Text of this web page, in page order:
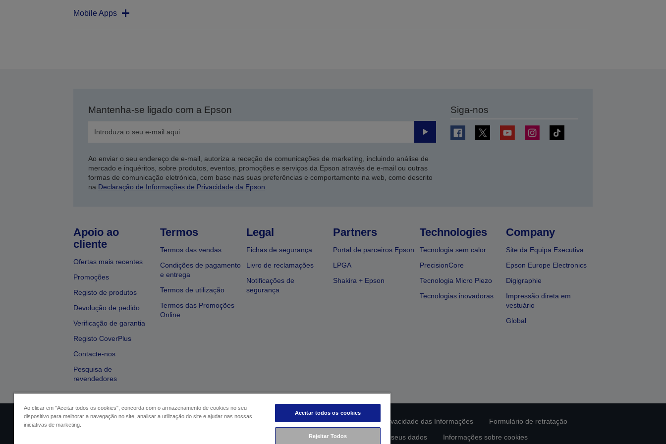
Mobile Apps
Mantenha-se ligado com a Epson
Enviar
Ao enviar o seu endereço de e-mail, autoriza a receção de comunicações de marketing, incluindo análise de
mercado e inquéritos, sobre produtos, eventos, promoções e serviços da Epson através de e-mail ou outras
formas de comunicação eletrónica, com base nas suas preferências e comportamento na web, como descrito
na Declaração de Informações de Privacidade da Epson.
Siga-nos
Apoio ao
cliente
Ofertas mais recentes
Promoções
Registo de produtos
Devolução de pedido
Verificação de garantia
Registo CoverPlus
Contacte-nos
Pesquisa de
revendedores
Termos
Termos das vendas
Condições de pagamento
e entrega
Termos de utilização
Termos das Promoções
Online
Legal
Fichas de segurança
Livro de reclamações
Notificações de
segurança
Partners
Portal de parceiros Epson
LPGA
Shakira + Epson
Technologies
Tecnologia sem calor
PrecisionCore
Tecnologia Micro Piezo
Tecnologias inovadoras
Company
Site da Equipa Executiva
Epson Europe Electronics
Digigraphie
Impressão direta em
vestuário
Global
Identificação do vendedor Identificação da conformidade do produto Declaração de Privacidade das Informações
Formulário de retratação
Contacte-nos sobre os seus dados Informações sobre cookies
Ao clicar em "Aceitar todos os cookies", concorda com o armazenamento de cookies no seu
dispositivo para melhorar a navegação no site, analisar a utilização do site e ajudar nas nossas
iniciativas de marketing.
Aceitar todos os cookies
Rejeitar Todos